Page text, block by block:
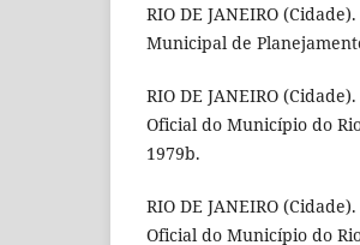
RIO DE JANEIRO
Municipal de
RIO DE JANEIRO
Oficial do Município do
1979b.
RIO DE JANEIRO
Oficial do Município do